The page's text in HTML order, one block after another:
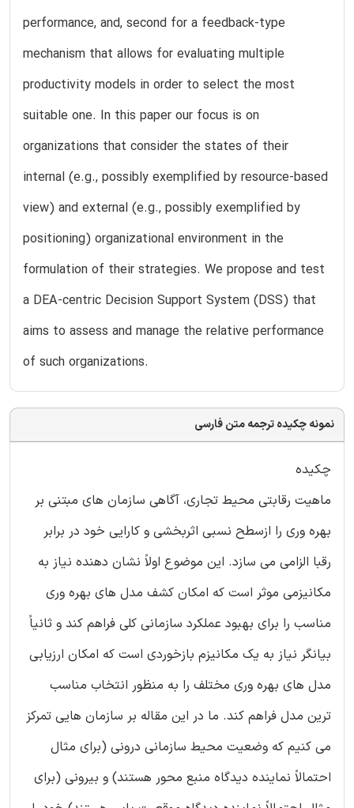
performance, and, second for a feedback-type
mechanism that allows for evaluating multiple
productivity models in order to select the most
suitable one. In this paper our focus is on
organizations that consider the states of their
internal (e.g., possibly exemplified by resource-based
view) and external (e.g., possibly exemplified by
positioning) organizational environment in the
formulation of their strategies. We propose and test
a DEA-centric Decision Support System (DSS) that
aims to assess and manage the relative performance
of such organizations.
نمونه چکیده ترجمه متن فارسی
چکیده
ماهیت رقابتی محیط تجاری، آگاهی سازمان های مبتنی بر
بهره وری را ازسطح نسبی اثربخشی و کارایی خود در برابر
رقبا الزامی می سازد. این موضوع اولاً نشان دهنده نیاز به
مکانیزمی موثر است که امکان کشف مدل های بهره وری
مناسب را برای بهبود عملکرد سازمانی کلی فراهم کند و ثانیاً
بیانگر نیاز به یک مکانیزم بازخوردی است که امکان ارزیابی
مدل های بهره وری مختلف را به منظور انتخاب مناسب
ترین مدل فراهم کند. ما در این مقاله بر سازمان هایی تمرکز
می کنیم که وضعیت محیط سازمانی درونی (برای مثال
احتمالاً نماینده دیدگاه منبع محور هستند) و بیرونی (برای